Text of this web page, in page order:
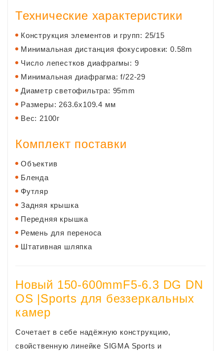
Технические характеристики
Конструкция элементов и групп: 25/15
Минимальная дистанция фокусировки: 0.58m
Число лепестков диафрагмы: 9
Минимальная диафрагма: f/22-29
Диаметр светофильтра: 95mm
Размеры: 263.6х109.4 мм
Вес: 2100г
Комплект поставки
Объектив
Бленда
Футляр
Задняя крышка
Передняя крышка​
Ремень для переноса
Штативная шляпка
Новый 150-600mmF5-6.3 DG DN
OS |Sports для беззеркальных
камер
Cочетает в себе надёжную конструкцию,
свойственную линейке SIGMA Sports и